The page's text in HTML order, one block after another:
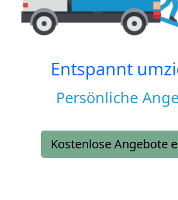
Entspannt
Persönliche
Kostenlose Angebote